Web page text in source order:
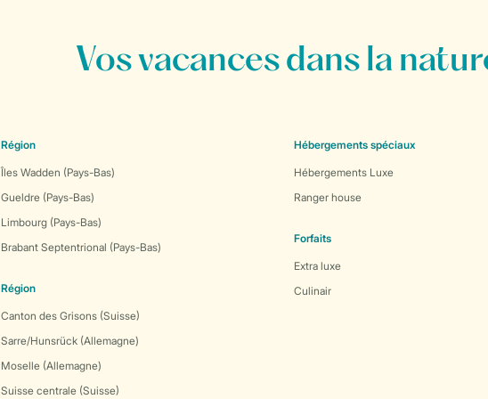
Vos vacances dans la
Région
Îles Wadden (Pays-Bas)
Gueldre (Pays-Bas)
Limbourg (Pays-Bas)
Brabant Septentrional (Pays-Bas)
Région
Canton des Grisons (Suisse)
Sarre/Hunsrück (Allemagne)
Moselle (Allemagne)
Suisse centrale (Suisse)
Hébergements spéciaux
Hébergements Luxe
Ranger house
Forfaits
Extra luxe
Culinair